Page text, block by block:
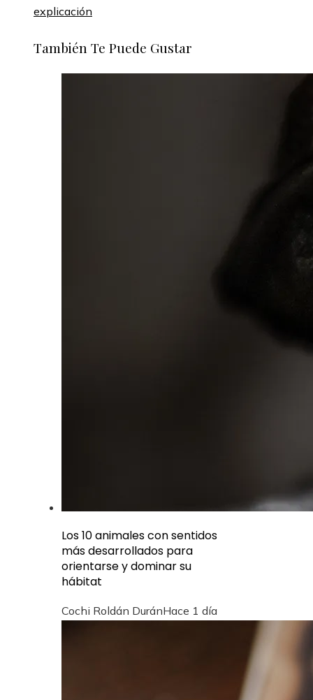
explicación
También Te Puede Gustar
Los 10 animales con sentidos
más desarrollados para
orientarse y dominar su
hábitat
Cochi Roldán DuránHace 1 día